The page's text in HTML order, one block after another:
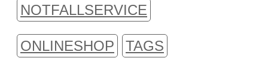
NOTFALLSERVICE
ONLINESHOP TAGS